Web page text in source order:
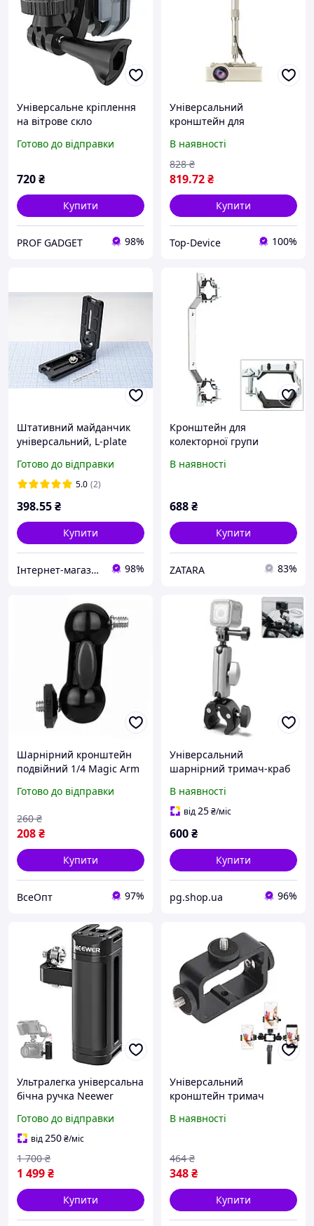
Універсальне кріплення
на вітрове скло
для екшн-камер GoPro,
Готово до відправки
720₴
Купити
PROF GADGET 98%
Універсальний
кронштейн для
мікрофона стельове
кріплення підставка різь
М6 1/4 дюйма
В наявності
819.72₴
828 ₴
Купити
Top-Device 100%
Штативний майданчик
універсальний, L-plate
2x1/4"
Готово до відправки
5.0 (2)
398.55₴
Купити
Інтернет-магазин "Мehanika" 98%
Кронштейн для
колекторної групи
1"1/4 універсальний
В наявності
688₴
Купити
ZATARA 83%
Шарнірний кронштейн
подвійний 1/4 Magic Arm
навантаження до 2 кг,
легкий та міцний
Готово до відправки
208₴
260 ₴
Купити
ВсеОпт 97%
Універсальний
шарнірний тримач-краб
Magic Arm з адаптером
1/4" для екшн камер та
В наявності
від25₴/міс
600₴
Купити
pg.shop.ua 96%
Ультралегка універсальна
бічна ручка Neewer
для камер з холодним
башмаком та отворами
1/4"
Готово до відправки
від250₴/міс
1 499₴
1 700 ₴
Купити
Універсальний
кронштейн тримач
різзю 1/4"
В наявності
348₴
464 ₴
Купити